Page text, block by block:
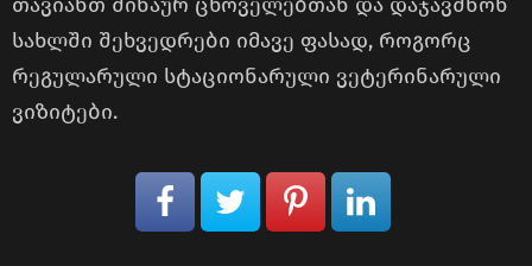
სახლში შეხვედრები იმავე ფასად, როგორც
რეგულარული სტაციონარული ვეტერინარული
ვიზიტები.